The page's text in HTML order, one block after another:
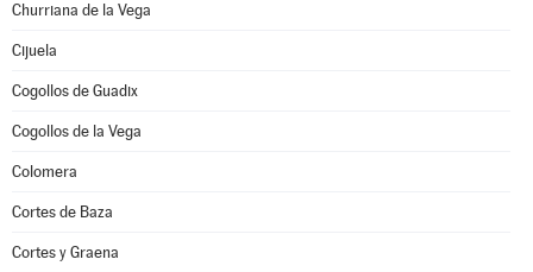
Churriana de la Vega
Cijuela
Cogollos de Guadix
Cogollos de la Vega
Colomera
Cortes de Baza
Cortes y Graena